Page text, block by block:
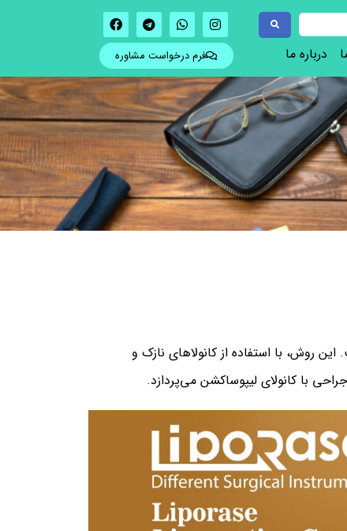
درباره ما فرم درخواست مشاوره
روش، با استفاده از کانولاهای نازک و
با کانولای لیپوساکشن می‌پردازد.